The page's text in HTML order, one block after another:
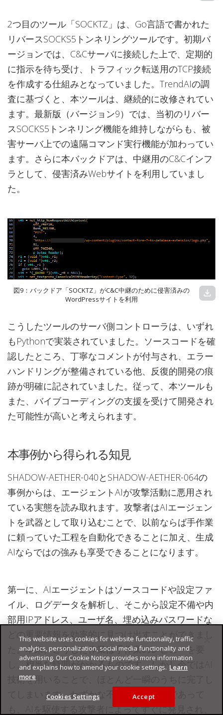
2つ目のツール「SOCKTZ」は、Go言語で書かれた
リバースSOCKS5トンネリングツールです。初期バ
ージョンでは、C&Cサーバに接続した上で、定期的
に指示を待ち受け、トラフィック転送用のTCP接続
を作成する仕組みとなっていました。TrendAIの調
査に基づくと、本ツールは、継続的に改修されてい
ます。最新版（バージョン9）では、当初のリバー
スSOCKS5トンネリング機能を維持しながらも、被
害サーバ上での遠隔コマンド実行機能が加わってい
ます。さらに本バックドアは、中継用のC&Cインフ
ラとして、侵害済みWebサイトを利用していまし
た。
図9：バックドア「SOCKTZ」がC&C中継のために侵害済みの
WordPressサイトを利用
download
こうしたツールのサーバ側コントローラは、いずれ
もPythonで実装されていました。ソースコードを確
認したところ、丁寧なコメントが付与され、エラー
ハンドリングが整備されている他、反復的開発の痕
跡が明確に記されていました。従って、本ツールも
また、バイブコーディングの支援を受けて開発され
た可能性が高いと考えられます。
本事例から得られる知見
SHADOW-AETHER-040とSHADOW-AETHER-064の
事例からは、エージェントAIが攻撃活動に悪用され
ている実態を読み取れます。攻撃者はAIエージェン
トを武器として取り込むことで、以前ならば手作業
に頼っていた工程を自動化できることに加え、生成
AIならではの強みも享受できることになります。
第一に、AIエージェントはソースコードや設定ファ
イル、ログデータを解析し、そこから設定不備や内
部用IPアドレス、ユーザ名、埋め込みパスワードな
どの重要情報を効率的に見つけ出すことができまし
た。本来、こうした作業は手作業のレビューを要
し、相当な時間がかかるものです。しかし今ではAI
技術を用いることで、ほとんど一瞬のうちに完了し
てしまいます。わずかな不備や見落としであって
も、AIを駆使する攻撃者によってすぐに発見され、
This website uses cookies for website functionality, traffic
analytics, personalization, social media functionality and
advertising. Our Cookie Notice provides more information
and explains how to amend your cookie settings. Learn
more
Cookies Settings Accept